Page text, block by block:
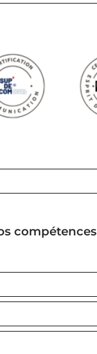
compétences